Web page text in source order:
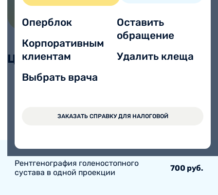
Оперблок
Корпоративным
клиентам
Выбрать врача
Оставить
обращение
Удалить клеща
ЗАКАЗАТЬ СПРАВКУ ДЛЯ НАЛОГОВОЙ
Цены
отведением и внутренней ротацией
Рентгенография голеностопного
сустава в одной проекции
700 руб.